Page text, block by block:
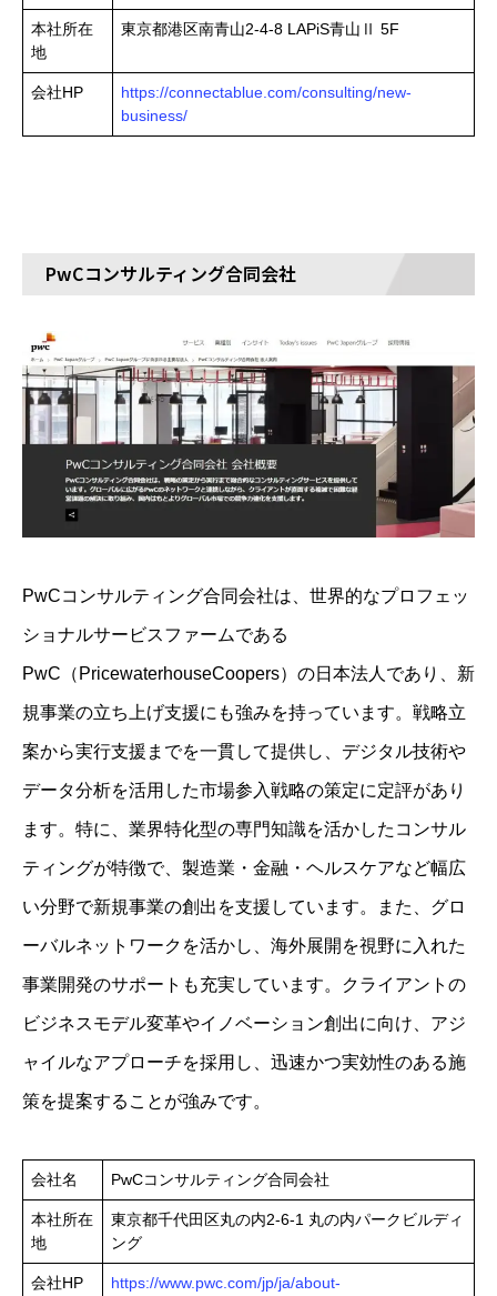
本社所在
地
東京都港区南青山2-4-8 LAPiS青山Ⅱ 5F
会社HP
https://connectablue.com/consulting/new-
business/
PwCコンサルティング合同会社
PwCコンサルティング合同会社は、世界的なプロフェッ
ショナルサービスファームである
PwC（PricewaterhouseCoopers）の日本法人であり、新
規事業の立ち上げ支援にも強みを持っています。戦略立
案から実行支援までを一貫して提供し、デジタル技術や
データ分析を活用した市場参入戦略の策定に定評があり
ます。特に、業界特化型の専門知識を活かしたコンサル
ティングが特徴で、製造業・金融・ヘルスケアなど幅広
い分野で新規事業の創出を支援しています。また、グロ
ーバルネットワークを活かし、海外展開を視野に入れた
事業開発のサポートも充実しています。クライアントの
ビジネスモデル変革やイノベーション創出に向け、アジ
ャイルなアプローチを採用し、迅速かつ実効性のある施
策を提案することが強みです。
会社名 PwCコンサルティング合同会社
本社所在
地
東京都千代田区丸の内2-6-1 丸の内パークビルディ
ング
会社HP
https://www.pwc.com/jp/ja/about-